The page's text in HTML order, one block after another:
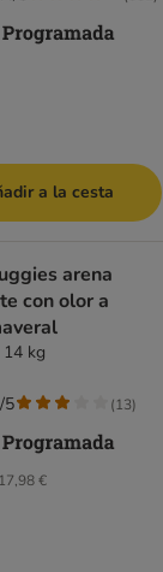
a la cesta
arena
con olor a
kg
17,98 €
5 (13)